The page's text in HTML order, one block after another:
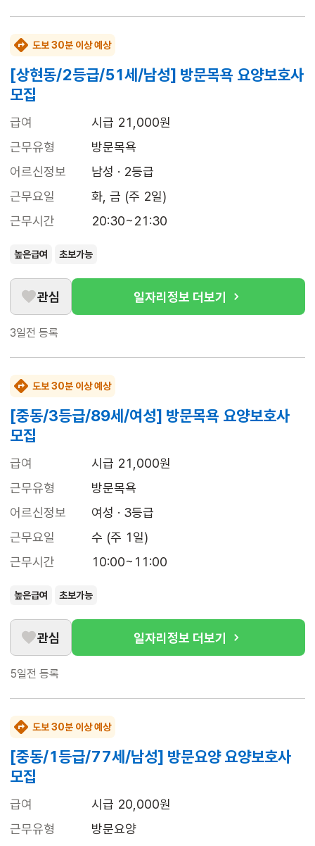
도보 30분 이상 예상
[상현동/2등급/51세/남성] 방문목욕 요양보호사
모집
급여
시급 21,000원
근무유형
방문목욕
어르신정보
남성 · 2등급
근무요일
화, 금 (주 2일)
근무시간
20:30~21:30
높은급여 초보가능
관심 일자리정보 더보기
3일전 등록
도보 30분 이상 예상
[중동/3등급/89세/여성] 방문목욕 요양보호사
모집
급여
시급 21,000원
근무유형
방문목욕
어르신정보
여성 · 3등급
근무요일
수 (주 1일)
근무시간
10:00~11:00
높은급여 초보가능
관심 일자리정보 더보기
5일전 등록
도보 30분 이상 예상
[중동/1등급/77세/남성] 방문요양 요양보호사
모집
급여
시급 20,000원
근무유형
방문요양